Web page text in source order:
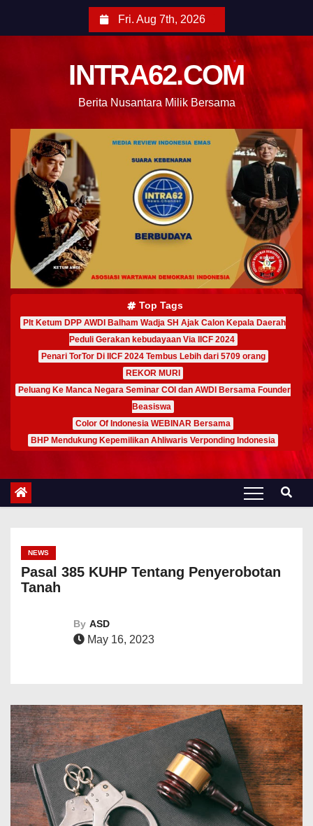
Fri. Aug 7th, 2026
INTRA62.COM
Berita Nusantara Milik Bersama
Top Tags
Plt Ketum DPP AWDI Balham Wadja SH Ajak Calon Kepala Daerah
Peduli Gerakan kebudayaan Via IICF 2024
Penari TorTor Di IICF 2024 Tembus Lebih dari 5709 orang
REKOR MURI
Peluang Ke Manca Negara Seminar COI dan AWDI Bersama Founder
Beasiswa
Color Of Indonesia WEBINAR Bersama
BHP Mendukung Kepemilikan Ahliwaris Verponding Indonesia
NEWS
Pasal 385 KUHP Tentang Penyerobotan
Tanah
By ASD
May 16, 2023